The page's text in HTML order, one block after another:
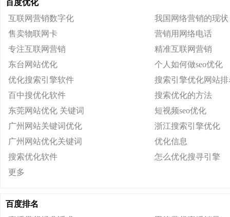
百度优化
互联网营销数字化
我国网络营销的现状
售卖物联网卡
营销用网络电话
专注互联网营销
精准互联网营销
东台网站优化
个人如何做seo优化
优化搜索引擎软件
搜索引擎优化网站排
百中搜优化软件
搜索优化的方法
东莞网站优化 关键词
短视频seo优化
广州网站关键词优化
浙江搜索引擎优化
广州网站优化关键词
优化信息
搜索优化软件
怎么优化搜寻引擎
更多
百度排名